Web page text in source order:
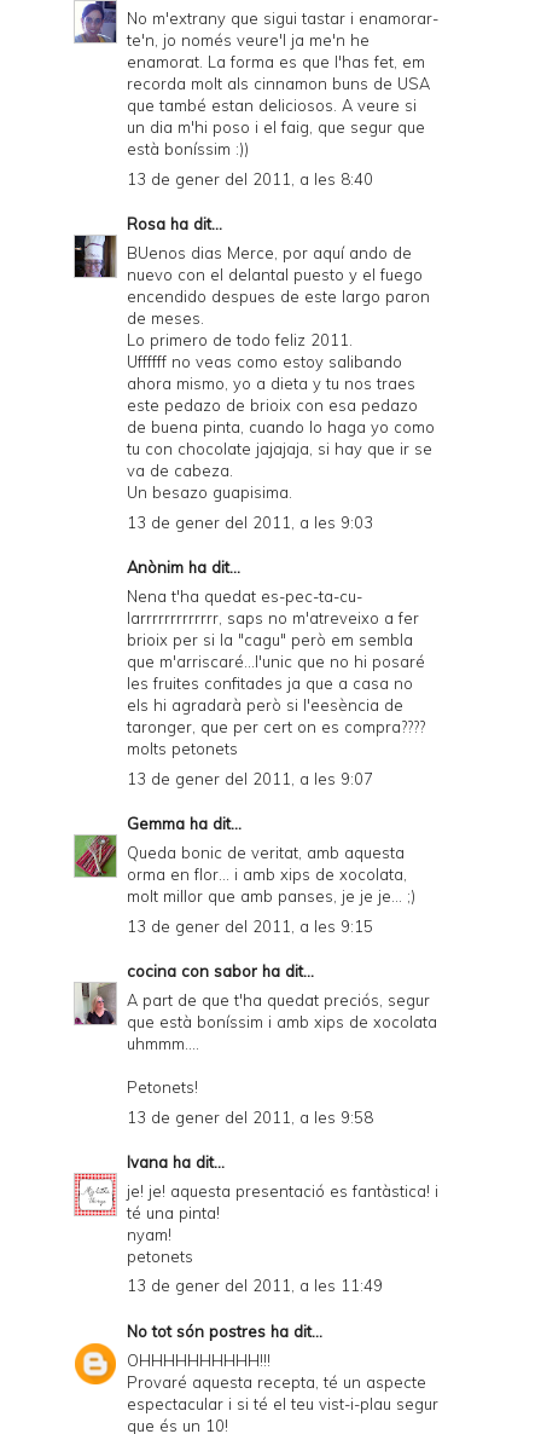
No m'extrany que sigui tastar i enamorar-
te'n, jo només veure'l ja me'n he
enamorat. La forma es que l'has fet, em
recorda molt als cinnamon buns de USA
que també estan deliciosos. A veure si
un dia m'hi poso i el faig, que segur que
està boníssim :))
13 de gener del 2011, a les 8:40
Rosa ha dit...
BUenos dias Merce, por aquí ando de
nuevo con el delantal puesto y el fuego
encendido despues de este largo paron
de meses.
Lo primero de todo feliz 2011.
Uffffff no veas como estoy salibando
ahora mismo, yo a dieta y tu nos traes
este pedazo de brioix con esa pedazo
de buena pinta, cuando lo haga yo como
tu con chocolate jajajaja, si hay que ir se
va de cabeza.
Un besazo guapisima.
13 de gener del 2011, a les 9:03
Anònim ha dit...
Nena t'ha quedat es-pec-ta-cu-
larrrrrrrrrrrrr, saps no m'atreveixo a fer
brioix per si la "cagu" però em sembla
que m'arriscaré...l'unic que no hi posaré
les fruites confitades ja que a casa no
els hi agradarà però si l'eesència de
taronger, que per cert on es compra????
molts petonets
13 de gener del 2011, a les 9:07
Gemma ha dit...
Queda bonic de veritat, amb aquesta
orma en flor... i amb xips de xocolata,
molt millor que amb panses, je je je... ;)
13 de gener del 2011, a les 9:15
cocina con sabor ha dit...
A part de que t'ha quedat preciós, segur
que està boníssim i amb xips de xocolata
uhmmm....
Petonets!
13 de gener del 2011, a les 9:58
Ivana ha dit...
je! je! aquesta presentació es fantàstica! i
té una pinta!
nyam!
petonets
13 de gener del 2011, a les 11:49
No tot són postres ha dit...
OHHHHHHHHHH!!!
Provaré aquesta recepta, té un aspecte
espectacular i si té el teu vist-i-plau segur
que és un 10!